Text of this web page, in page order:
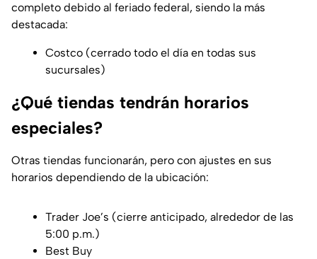
completo debido al feriado federal, siendo la más
destacada:
Costco (cerrado todo el día en todas sus
sucursales)
¿Qué tiendas tendrán horarios
especiales?
Otras tiendas funcionarán, pero con ajustes en sus
horarios dependiendo de la ubicación:
Trader Joe’s (cierre anticipado, alrededor de las
5:00 p.m.)
Best Buy